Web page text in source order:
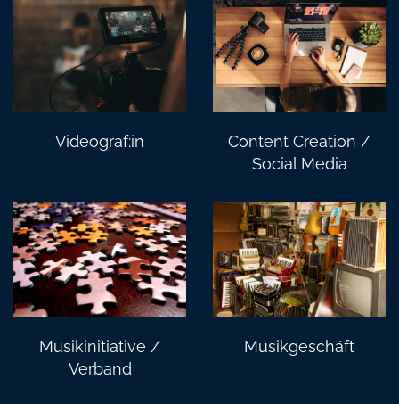
Videograf:in
Content Creation /
Social Media
Musikinitiative /
Verband
Musikgeschäft